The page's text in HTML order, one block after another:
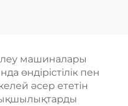
машиналары
өндірістілік пен
әсер ететін